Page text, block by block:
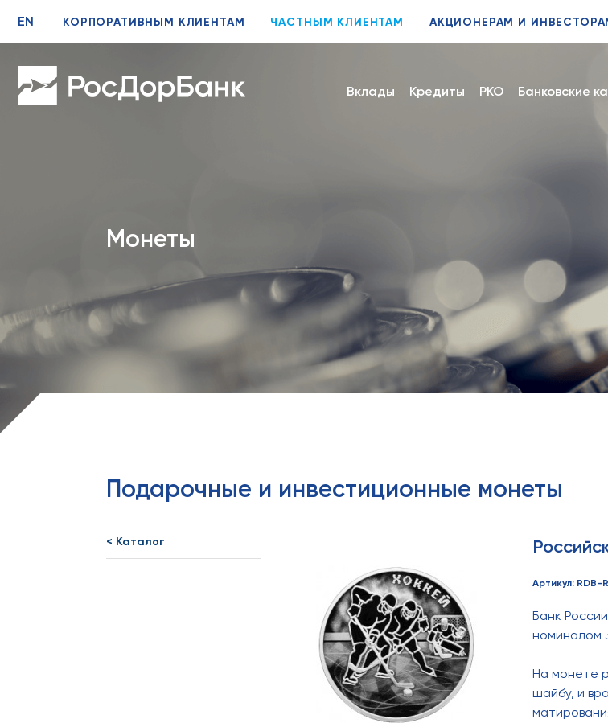
EN КОРПОРАТИВНЫМ КЛИЕНТАМ ЧАСТНЫМ КЛИЕНТАМ АКЦИОНЕРАМ И
Вклады Кредиты РКО Банковские
Монеты
Подарочные и инвестиционные монеты
< Каталог
Артикул: RDB-
Банк
номиналом
На монете
шайбу, и